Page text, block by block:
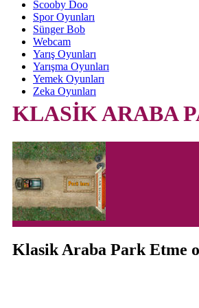
Scooby Doo
Spor Oyunları
Sünger Bob
Webcam
Yarış Oyunları
Yarışma Oyunları
Yemek Oyunları
Zeka Oyunları
KLASİK ARABA
Klasik Araba Park Etme